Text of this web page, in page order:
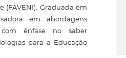
Graduada em
em abordagens
ênfase no saber
para a Educação